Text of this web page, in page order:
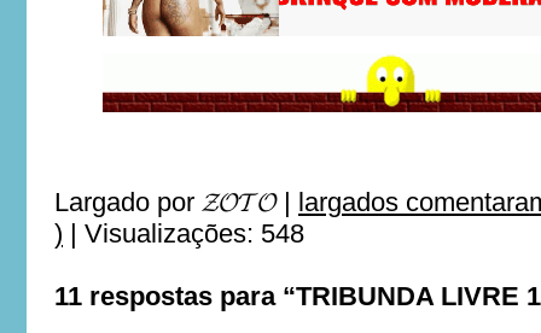
Largado por 𝓩𝓞𝓣𝓞| largados
) | Visualizações: 548
11 respostas para “TRIBUNDA LIVRE